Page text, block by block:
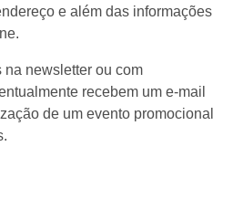
e além das informações
newsletter ou com
recebem um e-mail
de um evento promocional